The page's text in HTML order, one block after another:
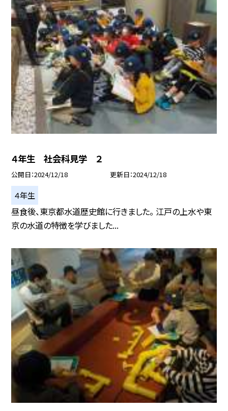
４年生 社会科見学 ２
公開日 2024/12/18 更新日 2024/12/18
４年生
昼食後、東京都水道歴史館に行きました。 江戸の上水や東
京の水道の特徴を学びました...